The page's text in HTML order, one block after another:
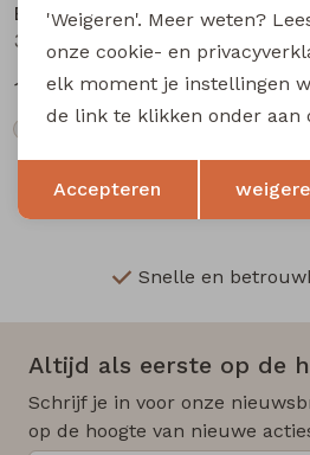
Bakkaboe
14,99
Snelle en
Altijd als eerste op de
Schrijf je in voor onze
op de hoogte van nieuwe
Terug
'Weigeren'. Meer weten?
onze cookie- en
elk moment je instellingen
de link te klikken onder aan
Accepteren